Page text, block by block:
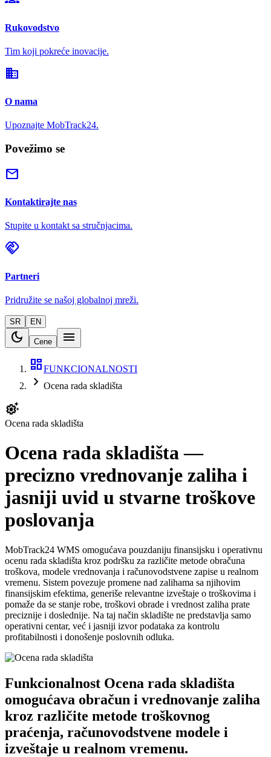
Rukovodstvo
Tim koji pokreće inovacije.
domain
O nama
Upoznajte MobTrack24.
Povežimo se
mail
Kontaktirajte nas
Stupite u kontakt sa stručnjacima.
handshake
Partneri
Pridružite se našoj globalnoj mreži.
SR EN
dark_mode Cene
menu
dashboardFUNKCIONALNOSTI
chevron_right Ocena rada skladišta
settings_suggest
Ocena rada skladišta
Ocena rada skladišta —
precizno vrednovanje zaliha i
jasniji uvid u stvarne troškove
poslovanja
MobTrack24 WMS omogućava pouzdaniju finansijsku i operativnu
ocenu rada skladišta kroz podršku za različite metode obračuna
troškova, modele vrednovanja i računovodstvene zapise u realnom
vremenu. Sistem povezuje promene nad zalihama sa njihovim
finansijskim efektima, generiše relevantne izveštaje o troškovima i
pomaže da se stanje robe, troškovi obrade i vrednost zaliha prate
preciznije i doslednije. Na taj način skladište ne predstavlja samo
operativni centar, već i jasniji izvor podataka za kontrolu
profitabilnosti i donošenje poslovnih odluka.
Funkcionalnost Ocena rada skladišta
omogućava obračun i vrednovanje zaliha
kroz različite metode troškovnog
praćenja, računovodstvene modele i
izveštaje u realnom vremenu.